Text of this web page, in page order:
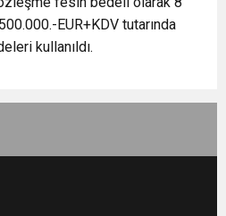
EUR+KDV tutarında
kullanıldı.